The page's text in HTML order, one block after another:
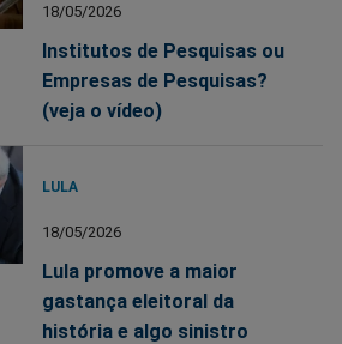
18/05/2026
Institutos de Pesquisas ou
Empresas de Pesquisas?
(veja o vídeo)
LULA
18/05/2026
Lula promove a maior
gastança eleitoral da
história e algo sinistro